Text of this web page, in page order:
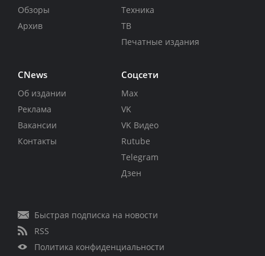
Обзоры
Архив
Техника
ТВ
Печатные издания
CNews
Об издании
Реклама
Вакансии
Контакты
Соцсети
Max
VK
VK Видео
Rutube
Telegram
Дзен
Быстрая подписка на новости
RSS
Политика конфиденциальности